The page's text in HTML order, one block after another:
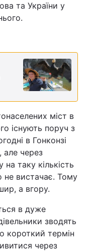
та України у
міст в
існують поруч з
в Гонконзі
але через
таку кількість
не вистачає. Тому
а вгору.
в дуже
зводять
короткий термін
через